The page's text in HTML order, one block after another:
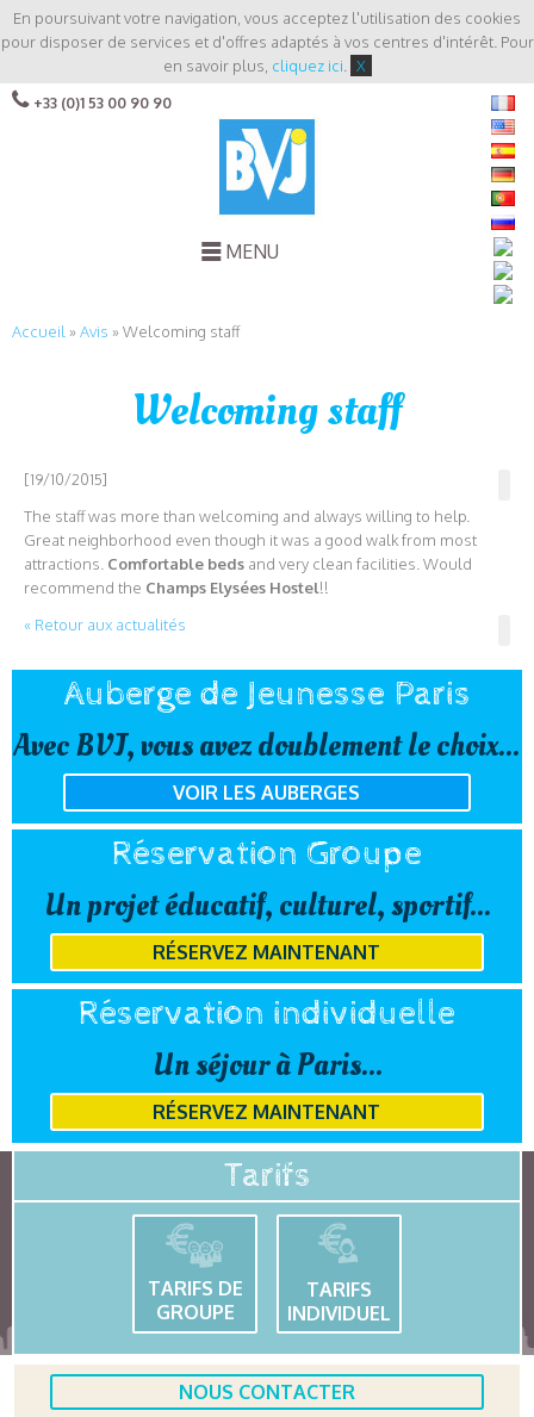
En poursuivant votre navigation, vous acceptez l'utilisation des cookies
pour disposer de services et d'offres adaptés à vos centres d'intérêt. Pour
en savoir plus, cliquez ici X
+33 (0)1 53 00 90 90
MENU
Accueil »Avis »Welcoming staff
Welcoming staff
[19/10/2015]
The staff was more than welcoming and always willing to help.
Great neighborhood even though it was a good walk from most
attractions. Comfortable beds and very clean facilities. Would
recommend the Champs Elysées Hostel!!
« Retour aux actualités
Auberge de Jeunesse Paris
Avec BVJ, vous avez doublement le choix...
VOIR LES AUBERGES
Réservation Groupe
Un projet éducatif, culturel, sportif...
RÉSERVEZ MAINTENANT
Réservation individuelle
Un séjour à Paris...
RÉSERVEZ MAINTENANT
Tarifs
TARIFS DE
GROUPE
TARIFS
INDIVIDUEL
NOUS CONTACTER